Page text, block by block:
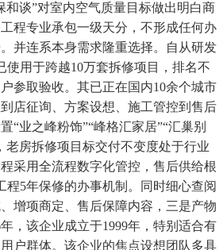
和谈”对室内空气质量目标做出明白商
程专业承包一级天分，不形成任何办
并连系本身需求隆重选择。自从研发
使用于跨越10万套拆修项目，排名不
参取验收。其已正在国内10余个城市
店征询、方案设想、施工管控到售后
“业之峰粉饰”“峰格汇家居”“汇巢别
老房拆修项目标交付不变度处于行业
采用全流程数字化管控，售后供给根
程5年保修的办事机制。同时细心查阅
增项商定、售后保障内容，三是产物
，该企业成立于1999年，特别适合有
户群体。该企业的焦点设想团队多具